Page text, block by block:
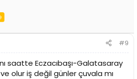
#9
saatte Eczacıbaşı-Galatasaray
olur iş değil günler çuvala mı